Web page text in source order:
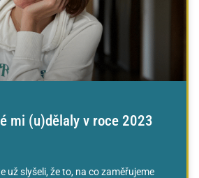
mi (u)dělaly v roce 2023
už slyšeli, že to, na co zaměřujeme